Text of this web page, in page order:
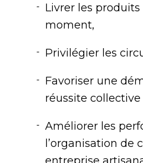
Livrer les produits
moment,
Privilégier les
Favoriser une
réussite
Améliorer les
l’organisation de